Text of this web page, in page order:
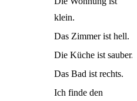
klein.
Das Zimmer ist hell.
Die Küche ist sauber.
Das Bad ist rechts.
Ich finde den